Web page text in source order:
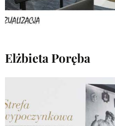
Elżbieta Poręba